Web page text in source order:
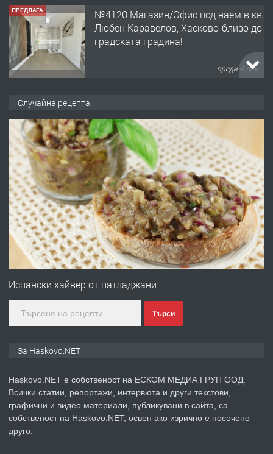
ПРЕДЛАГА
№4120 Магазин/Офис под наем в кв.
Любен Каравелов, Хасково-близо до
градската градина!
преди 4 дни
КУБА
преди 5 дни
ПРЕДЛАГА
Продавам парцел в гр. Хасково кв.
Хисаря до ток, вода,канализация,
асфалт 0889 537 426
преди 5 дни
ПРЕДЛАГА СГЛОБЯВАНЕ НА МЕБЕЛИ.
преди 5 дни
ПРЕДЛАГА Под НАЕМ двустаен Орфей
Случайна рецепта
Испански хайвер от патладжани
Търси
За Haskovo.NET
Haskovo.NET е собственост на ЕСКОМ МЕДИА ГРУП ООД.
Всички статии, репортажи, интервюта и други текстови,
графични и видео материали, публикувани в сайта, са
собственост на Haskovo.NET, освен ако изрично е посочено
друго.